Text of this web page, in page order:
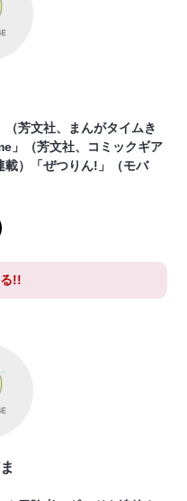
芳文社、まんがタイムき
」（芳文社、コミックギア
）「ぜつりん!」（モバ
!!